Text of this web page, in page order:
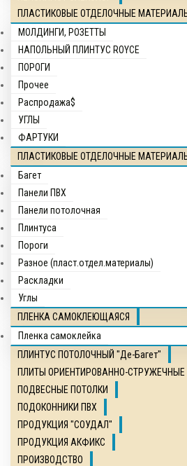
ПЛАСТИКОВЫЕ ОТДЕЛОЧНЫЕ
МОЛДИНГИ, РОЗЕТТЫ
НАПОЛЬНЫЙ ПЛИНТУС ROYCE
ПОРОГИ
Прочее
Распродажа$
УГЛЫ
ФАРТУКИ
ПЛАСТИКОВЫЕ ОТДЕЛОЧНЫЕ МАТЕРИАЛЫ
Багет
Панели ПВХ
Панели потолочная
Плинтуса
Пороги
Разное (пласт.отдел.материалы)
Раскладки
Углы
ПЛЕНКА САМОКЛЕЮЩАЯСЯ
Пленка самоклейка
ПЛИНТУС ПОТОЛОЧНЫЙ "Де-Багет"
ПЛИТЫ ОРИЕНТИРОВАННО-СТРУЖЕЧНЫЕ
ПОДВЕСНЫЕ ПОТОЛКИ
ПОДОКОННИКИ ПВХ
ПРОДУКЦИЯ "СОУДАЛ"
ПРОДУКЦИЯ АКФИКС
ПРОИЗВОДСТВО